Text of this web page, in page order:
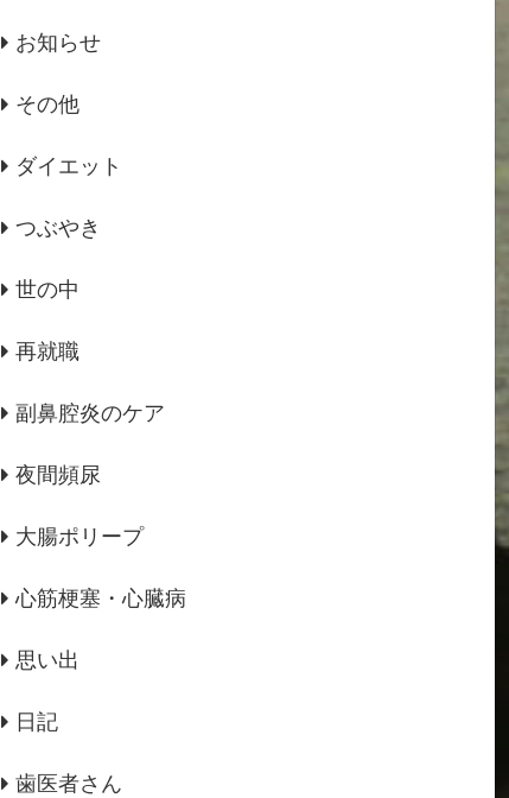
お知らせ
その他
ダイエット
つぶやき
世の中
再就職
副鼻腔炎のケア
夜間頻尿
大腸ポリープ
心筋梗塞・心臓病
思い出
日記
歯医者さん